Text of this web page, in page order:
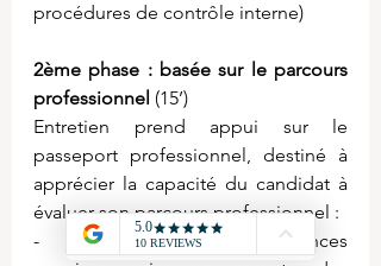
procédures de contrôle interne)
2ème phase : basée sur le parcours
professionnel (15’)
Entretien prend appui sur le
passeport professionnel, destiné à
apprécier la capacité du candidat à
évaluer son parcours professionnel :
-        Étendue des compétences